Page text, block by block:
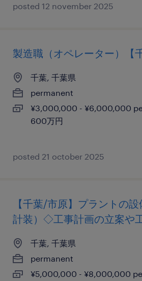
posted 12 november 2025
製造職（オペレーター）【
千葉, 千葉県
permanent
¥3,000,000 - ¥6,000,000
600万円
posted 21 october 2025
【千葉/市原】プラントの設
計装）◇工事計画の立案や
千葉, 千葉県
permanent
¥5,000,000 - ¥8,000,000